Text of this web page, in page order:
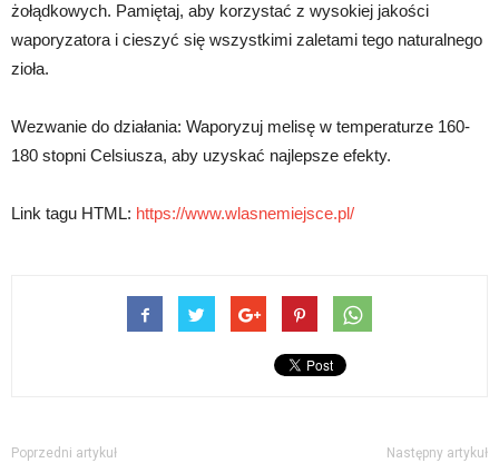
żołądkowych. Pamiętaj, aby korzystać z wysokiej jakości
waporyzatora i cieszyć się wszystkimi zaletami tego naturalnego
zioła.
Wezwanie do działania: Waporyzuj melisę w temperaturze 160-
180 stopni Celsiusza, aby uzyskać najlepsze efekty.
Link tagu HTML: https://www.wlasnemiejsce.pl/
Poprzedni artykuł Następny artykuł